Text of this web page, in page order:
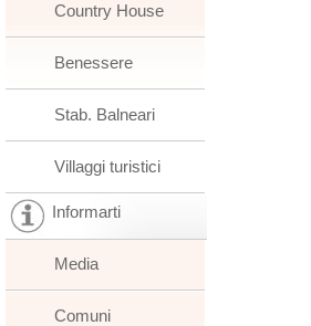
Country House
Benessere
Stab. Balneari
Villaggi turistici
Informarti
Media
Comuni